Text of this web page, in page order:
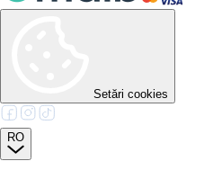
Setări cookies
RO